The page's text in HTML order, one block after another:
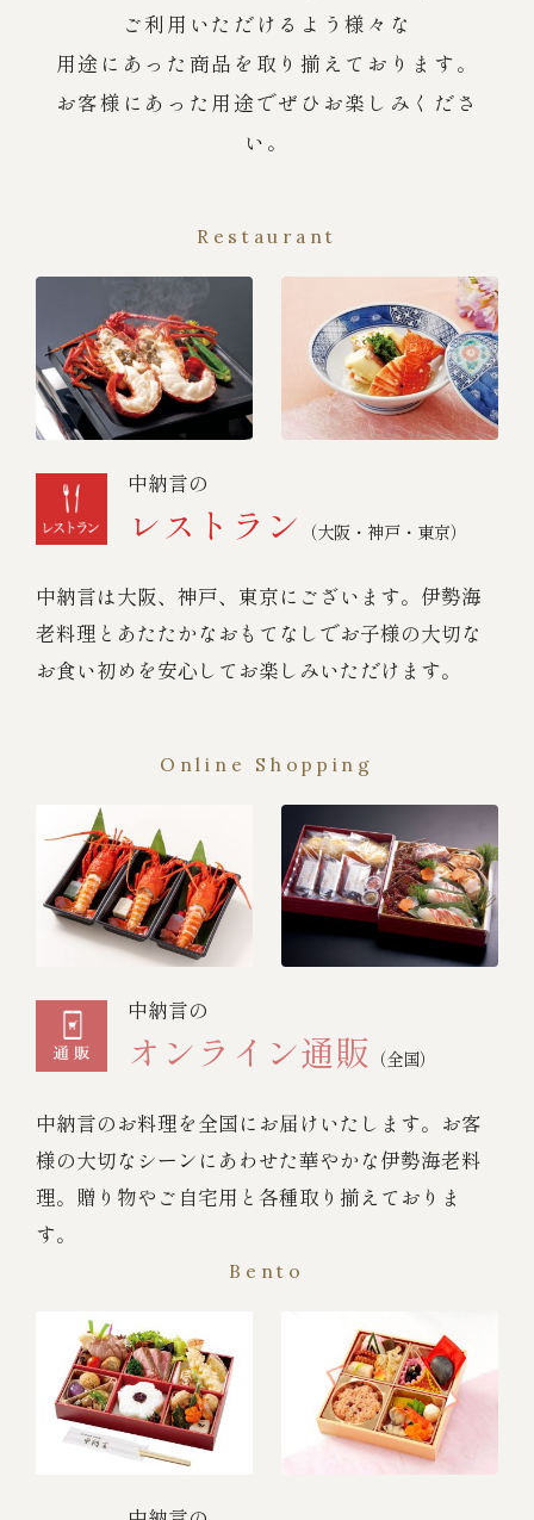
ご利用いただけるよう様々な
用途にあった商品を取り揃えております。
お客様にあった用途でぜひお楽しみくださ
い。
Restaurant
中納言の
レストラン （大阪・神戸・東京）
中納言は大阪、神戸、東京にございます。伊勢海
老料理とあたたかなおもてなしでお子様の大切な
お食い初めを安心してお楽しみいただけます。
Online Shopping
中納言の
オンライン通販 （全国）
中納言のお料理を全国にお届けいたします。お客
様の大切なシーンにあわせた華やかな伊勢海老料
理。贈り物やご自宅用と各種取り揃えておりま
す。
Bento